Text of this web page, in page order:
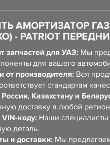
АМОРТИЗАТОР
- PATRIOT
запчастей для УАЗ: Мы
для вашего
от производителя: Вся
стандартам
Казахстану и
доставку в любой
коду: Наши специалисты
деталь.
и доставки: Мы